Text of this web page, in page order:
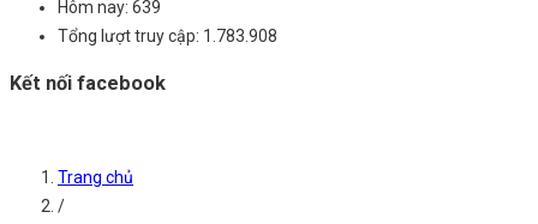
Hôm nay: 639
Tổng lượt truy cập: 1.783.908
Kết nối facebook
Trang chủ
/